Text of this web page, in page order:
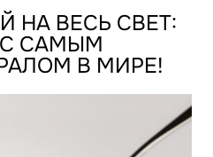
НА ВЕСЬ СВЕТ:
С САМЫМ
В МИРЕ!